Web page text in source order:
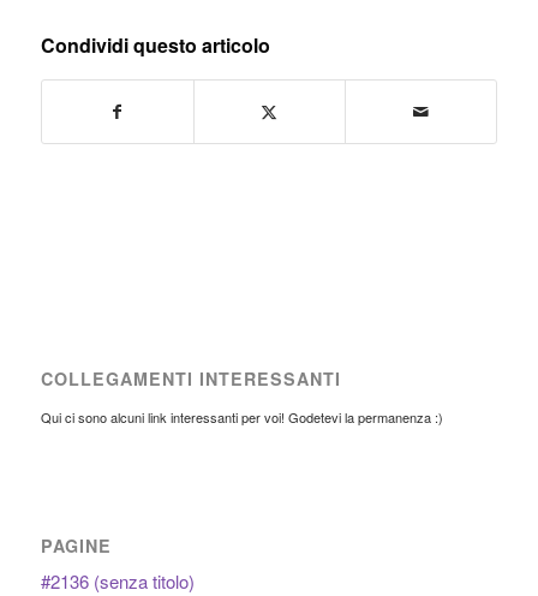
Condividi questo articolo
COLLEGAMENTI INTERESSANTI
Qui ci sono alcuni link interessanti per voi! Godetevi la permanenza :)
PAGINE
#2136 (senza titolo)